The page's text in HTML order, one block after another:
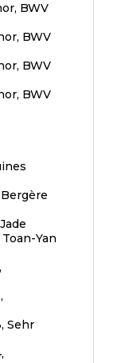
BWV
BWV
BWV
BWV
Yan
Sehr